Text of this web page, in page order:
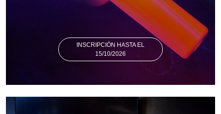
INSCRIPCIÓN HASTA EL
15/10/2026